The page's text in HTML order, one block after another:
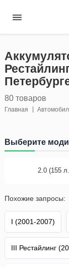
80 товаров
Главная
Выберите
2.0 (155
Похожие запросы:
I (2001-2007)
III Рестайлинг